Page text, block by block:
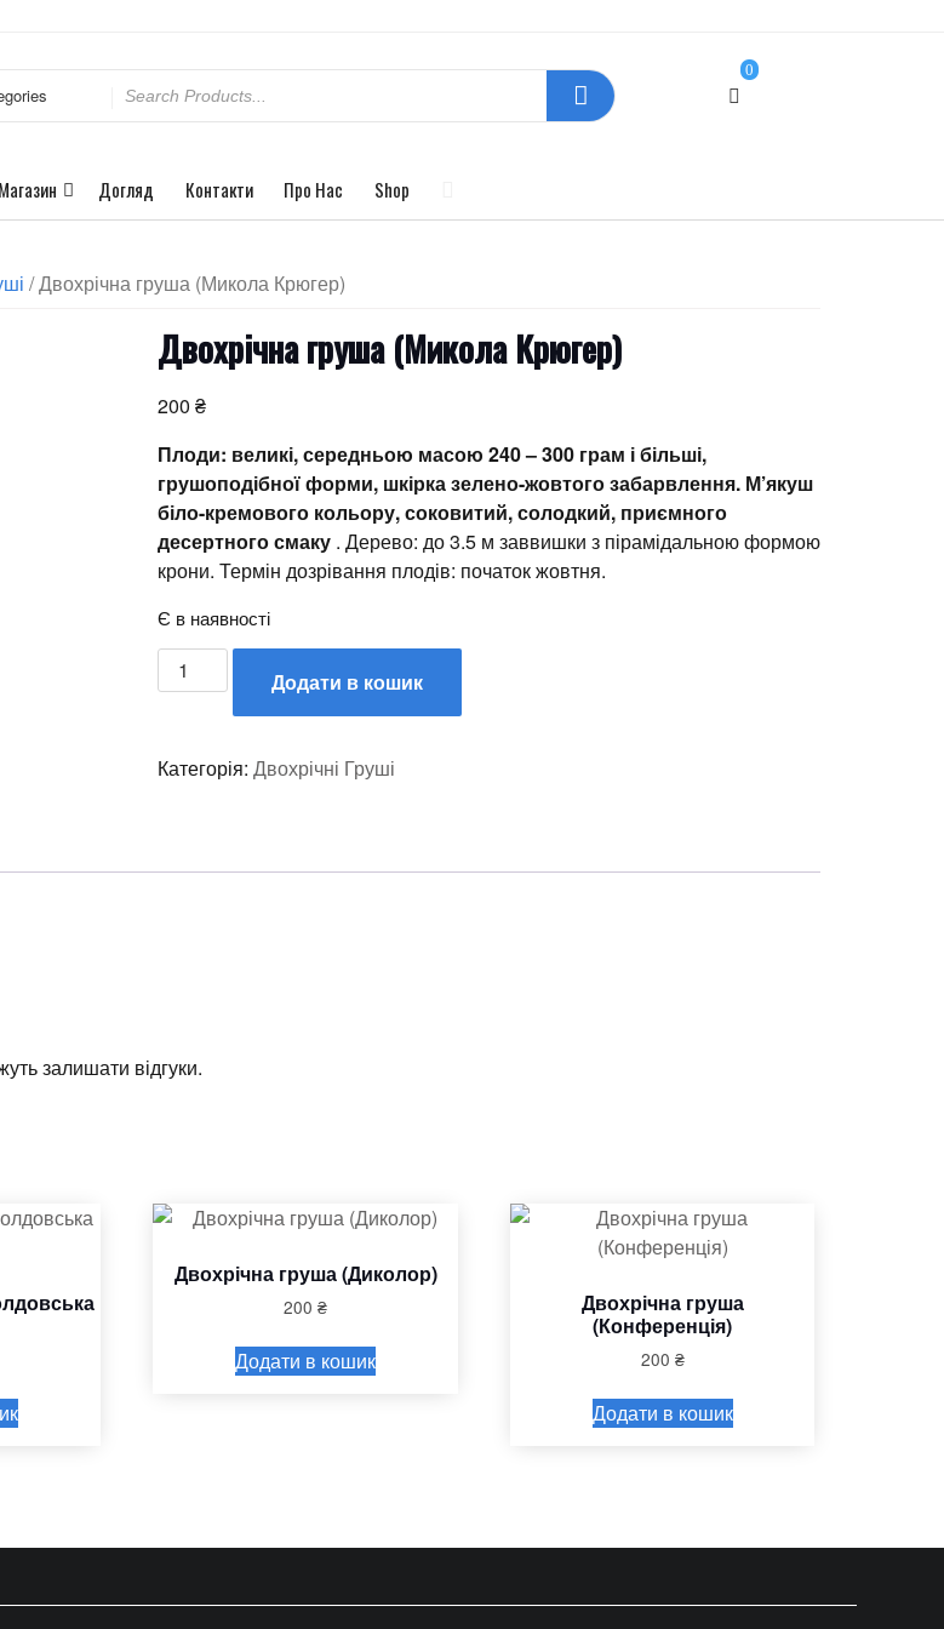
0
Магазин Догляд Контакти Про Нас Shop
/ Двохрічна груша (Микола Крюгер)
Двохрічна груша (Микола Крюгер)
200 ₴
Плоди: великі, середньою масою 240 – 300 грам і більші,
грушоподібної форми, шкірка зелено-жовтого забарвлення. М’якуш
біло-кремового кольору, соковитий, солодкий, приємного
десертного смаку. Дерево: до 3.5 м заввишки з пірамідальною формою
крони. Термін дозрівання плодів: початок жовтня.
Є в наявності
Додати в кошик
Категорія: Двохрічні Груші
залишати відгуки.
Двохрічна груша (Диколор)
200₴
Додати в кошик
Двохрічна груша
(Конференція)
200 ₴
Додати в кошик